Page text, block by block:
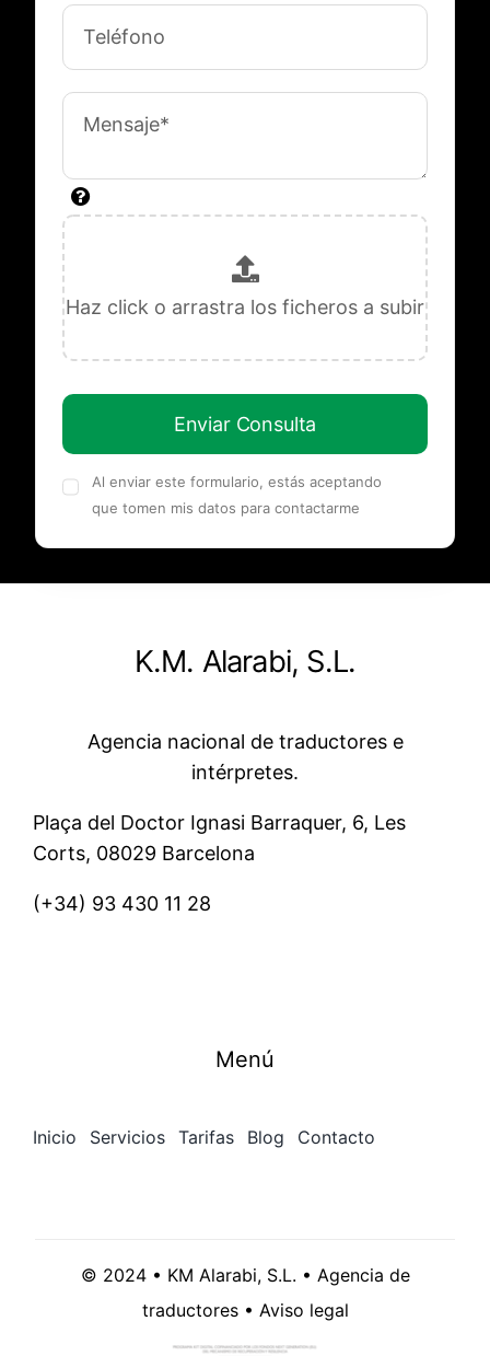
Enviar Consulta
Al enviar este formulario, estás aceptando
que tomen mis datos para contactarme
K.M. Alarabi, S.L.
Agencia nacional de traductores e
intérpretes.
Plaça del Doctor Ignasi Barraquer, 6, Les
Corts, 08029 Barcelona
(+34) 93 430 11 28
Menú
Inicio Servicios Tarifas Blog Contacto
© 2024 • KM Alarabi, S.L. • Agencia de
traductores • Aviso legal